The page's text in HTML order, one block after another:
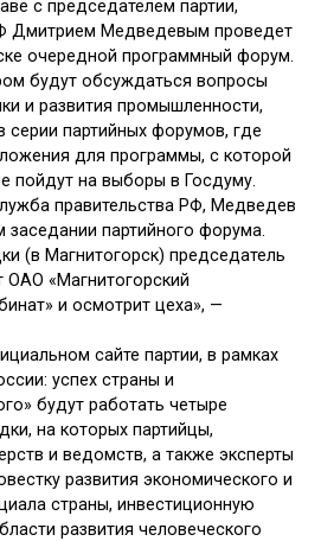
с председателем партии,
Дмитрием Медведевым проведет
очередной программный форум.
будут обсуждаться вопросы
и развития промышленности,
партийных форумов, где
для программы, с которой
пойдут на выборы в Госдуму.
правительства РФ, Медведев
заседании партийного форума.
(в Магнитогорск) председатель
ОАО «Магнитогорский
и осмотрит цеха», —
сайте партии, в рамках
успех страны и
будут работать четыре
на которых партийцы,
и ведомств, а также эксперты
развития экономического и
страны, инвестиционную
развития человеческого